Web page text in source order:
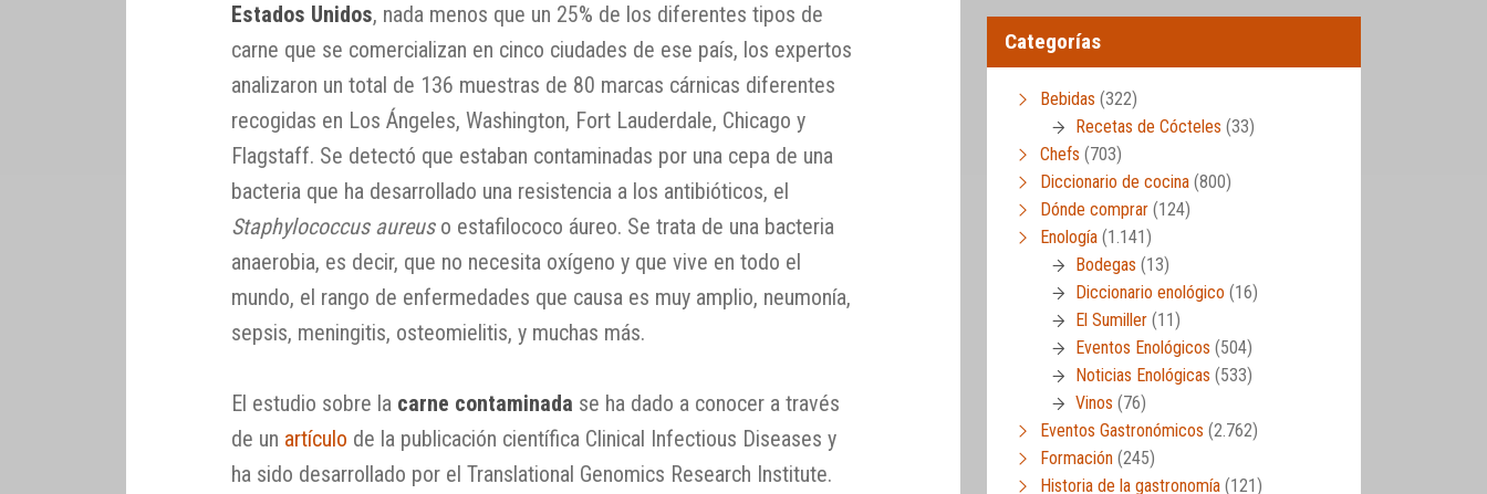
Estados Unidos, nada menos que un 25% de los diferentes tipos de
carne que se comercializan en cinco ciudades de ese país, los expertos
analizaron un total de 136 muestras de 80 marcas cárnicas diferentes
recogidas en Los Ángeles, Washington, Fort Lauderdale, Chicago y
Flagstaff. Se detectó que estaban contaminadas por una cepa de una
bacteria que ha desarrollado una resistencia a los antibióticos, el
Staphylococcus aureuso estafilococo áureo. Se trata de una bacteria
anaerobia, es decir, que no necesita oxígeno y que vive en todo el
mundo, el rango de enfermedades que causa es muy amplio, neumonía,
sepsis, meningitis, osteomielitis, y muchas más.
El estudio sobre la carne contaminada se ha dado a conocer a través
de un artículo de la publicación científica Clinical Infectious Diseases y
ha sido desarrollado por el Translational Genomics Research Institute.
Categorías
Bebidas (322)
Recetas de Cócteles (33)
Chefs (703)
Diccionario de cocina (800)
Dónde comprar (124)
Enología (1.141)
Bodegas (13)
Diccionario enológico (16)
El Sumiller (11)
Eventos Enológicos (504)
Noticias Enológicas (533)
Vinos (76)
Eventos Gastronómicos (2.762)
Formación (245)
Historia de la gastronomía (121)